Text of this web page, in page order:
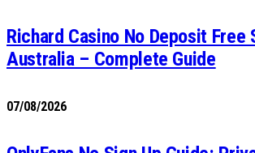
Richard Casino No Deposit Free
Australia – Complete Guide
07/08/2026